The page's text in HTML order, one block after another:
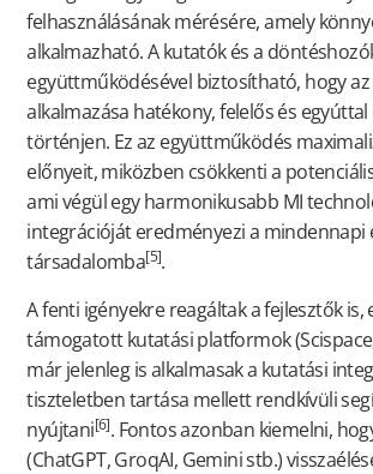
felhasználásának mérésére, amely
alkalmazható. A kutatók és a
együttműködésével biztosítható, hogy az
alkalmazása hatékony, felelős és
történjen. Ez az együttműködés
előnyeit, miközben csökkenti a
ami végül egy harmonikusabb MI
integrációját eredményezi a mindennapi
társadalomba[5].
A fenti igényekre reagáltak a fejlesztők is,
támogatott kutatási platformok
már jelenleg is alkalmasak a kutatási
tiszteletben tartása mellett rendkívüli
nyújtani[6]. Fontos azonban kiemelni,
(ChatGPT, GroqAI, Gemini stb.)